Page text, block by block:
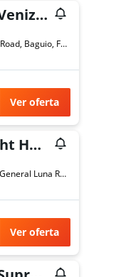
Hotel Veniz - Session
54 Session Road, Baguio, Filipinas
Ver oferta
Citylight Hotel
245 Upper General Luna Road, Baguio, Filipinas
Ver oferta